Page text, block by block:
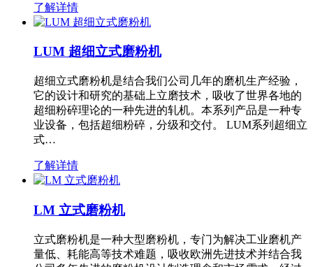
了解详情
LUM 超细立式磨粉机
超细立式磨粉机是结合我们公司几年的磨机生产经验，
它的设计和研究的基础上立磨技术，吸收了世界各地的
超细粉碎理论的一种先进的轧机。本系列产品是一种专
业设备，包括超细粉碎，分级和交付。 LUM系列超细立
式…
了解详情
LM 立式磨粉机
立式磨粉机是一种大型磨粉机，专门为解决工业磨机产
量低、耗能高等技术难题，吸收欧洲先进技术并结合我